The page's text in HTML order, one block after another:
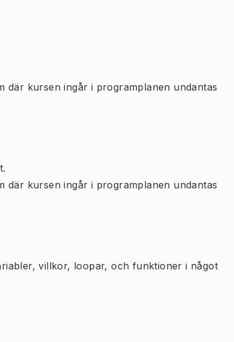
där kursen ingår i programplanen undantas
där kursen ingår i programplanen undantas
villkor, loopar, och funktioner i något